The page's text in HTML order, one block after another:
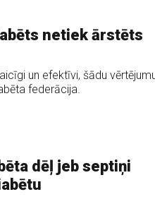
netiek ārstēts
un efektīvi, šādu
federācija.
dēļ jeb septiņi